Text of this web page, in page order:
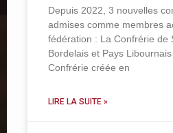
Depuis 2022, 3 nouvelles
admises comme membres
fédération : La Confrérie de
Bordelais et Pays
Confrérie créée en
LIRE LA SUITE »